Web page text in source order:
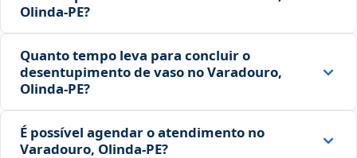
Olinda‑PE?
Quanto tempo leva para concluir o
desentupimento de vaso no Varadouro,
Olinda‑PE?
É possível agendar o atendimento no
Varadouro, Olinda‑PE?